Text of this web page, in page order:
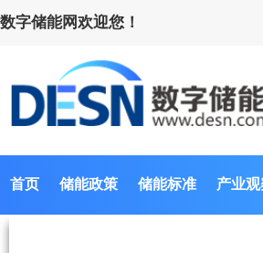
数字储能网欢迎您！
首页 储能政策 储能标准 产业